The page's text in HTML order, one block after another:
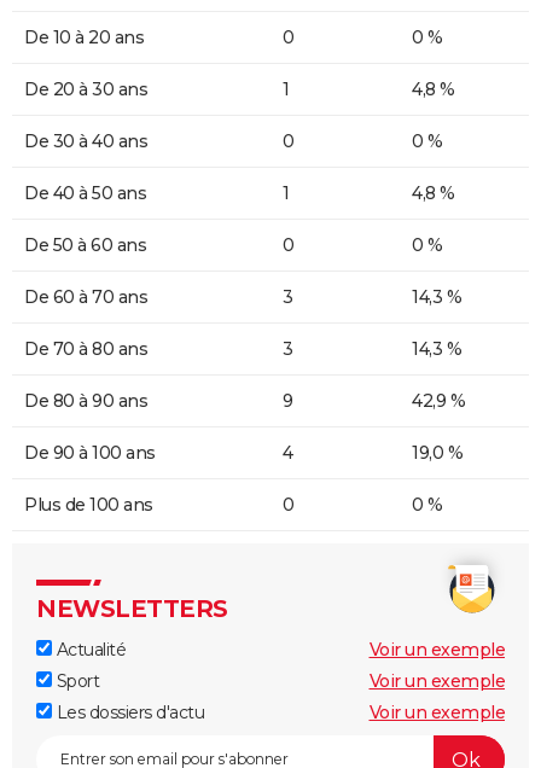
De 10 à 20 ans 0 0 %
De 20 à 30 ans 1 4,8 %
De 30 à 40 ans 0 0 %
De 40 à 50 ans 1 4,8 %
De 50 à 60 ans 0 0 %
De 60 à 70 ans 3 14,3 %
De 70 à 80 ans 3 14,3 %
De 80 à 90 ans 9 42,9 %
De 90 à 100 ans 4 19,0 %
Plus de 100 ans 0 0 %
NEWSLETTERS
Actualité
Voir un exemple
Sport
Voir un exemple
Les dossiers d'actu
Voir un exemple